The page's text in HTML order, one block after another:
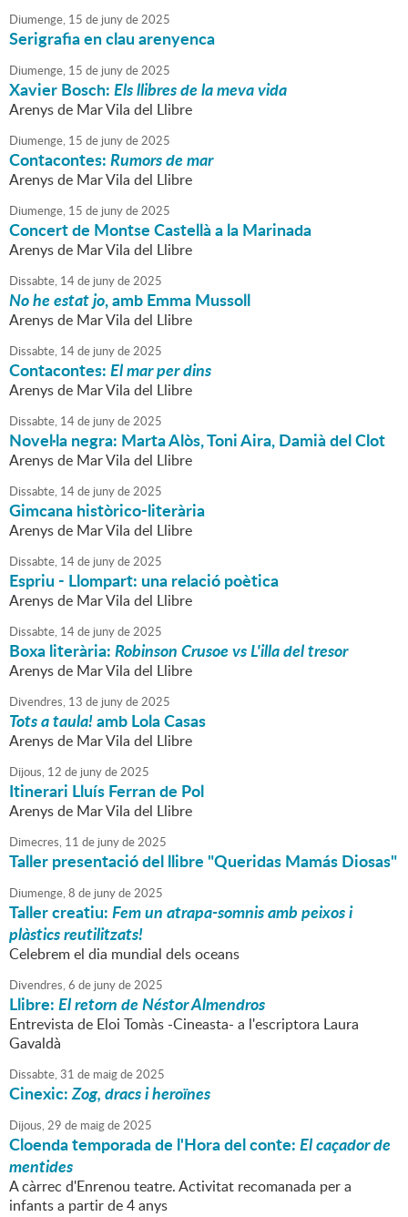
Diumenge, 15 de junyde2025
Serigrafia en clau arenyenca
Diumenge, 15 de junyde2025
Xavier Bosch:Els llibres de la meva vida
Arenys de Mar Vila del Llibre
Diumenge, 15 de junyde2025
Contacontes:Rumors de mar
Arenys de Mar Vila del Llibre
Diumenge, 15 de junyde2025
Concert de Montse Castellà a la Marinada
Arenys de Mar Vila del Llibre
Dissabte, 14de junyde2025
No he estat jo, amb Emma Mussoll
Arenys de Mar Vila del Llibre
Dissabte, 14de junyde2025
Contacontes:El mar per dins
Arenys de Mar Vila del Llibre
Dissabte, 14de junyde2025
Novel·la negra: Marta Alòs, Toni Aira, Damià del Clot
Arenys de Mar Vila del Llibre
Dissabte, 14de junyde2025
Gimcana històrico-literària
Arenys de Mar Vila del Llibre
Dissabte, 14de junyde2025
Espriu - Llompart: una relació poètica
Arenys de Mar Vila del Llibre
Dissabte, 14de junyde2025
Boxa literària:Robinson Crusoe vs L'illa del tresor
Arenys de Mar Vila del Llibre
Divendres, 13 de junyde2025
Tots a taula!amb Lola Casas
Arenys de Mar Vila del Llibre
Dijous, 12 de junyde2025
Itinerari Lluís Ferran de Pol
Arenys de Mar Vila del Llibre
Dimecres, 11 de junyde2025
Taller presentació del llibre "Queridas Mamás Diosas"
Diumenge,8 de junyde2025
Taller creatiu:Fem un atrapa-somnis amb peixos i
plàstics reutilitzats!
Celebrem el dia mundial dels oceans
Divendres,6 de junyde2025
Llibre:El retorn de Néstor Almendros
Entrevista de Eloi Tomàs -Cineasta- a l'escriptora Laura
Gavaldà
Dissabte,31 de maigde2025
Cinexic:Zog, dracs i heroïnes
Dijous,29 de maigde2025
Cloenda temporada de l'Hora del conte:El caçador de
mentides
A càrrec d'Enrenou teatre. Activitat recomanada per a
infants a partir de 4 anys